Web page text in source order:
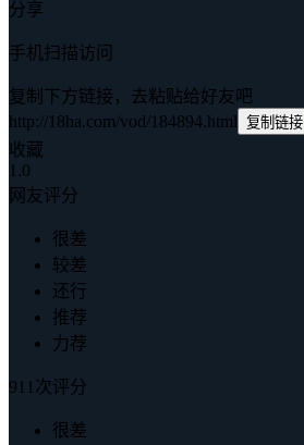
分享
手机扫描访问
复制下方链接，去粘贴给好友吧
http://18ha.com/vod/184894.html 复制链接
收藏
1.0
网友评分
很差
较差
还行
推荐
力荐
911次评分
很差